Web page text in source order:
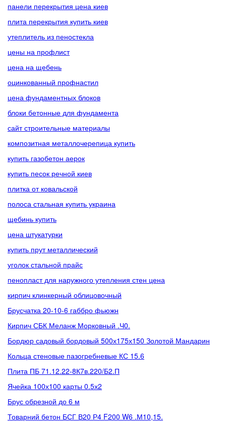
панели перекрытия цена киев
плита перекрытия купить киев
утеплитель из пеностекла
цены на профлист
цена на щебень
оцинкованный профнастил
цена фундаментных блоков
блоки бетонные для фундамента
сайт строительные материалы
композитная металлочерепица купить
купить газобетон аерок
купить песок речной киев
плитка от ковальской
полоса стальная купить украина
щебинь купить
цена штукатурки
купить прут металлический
уголок стальной прайс
пенопласт для наружного утепления стен цена
кирпич клинкерный облицовочный
Брусчатка 20-10-6 габбро фьюжн
Кирпич СБК Меланж Морковный .Ч0.
Бордюр садовый бордовый 500х175х150 Золотой Мандарин
Кольца стеновые пазогребневые КС 15.6
Плита ПБ 71.12.22-8К7в.220/Б2.П
Ячейка 100х100 карты 0.5х2
Брус обрезной до 6 м
Товарний бетон БСГ В20 Р4 F200 W6 .М10,15.